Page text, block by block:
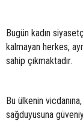
Bugün kadın
kalmayan herkes,
sahip çıkmaktadır.
Bu ülkenin vicdanına,
sağduyusuna